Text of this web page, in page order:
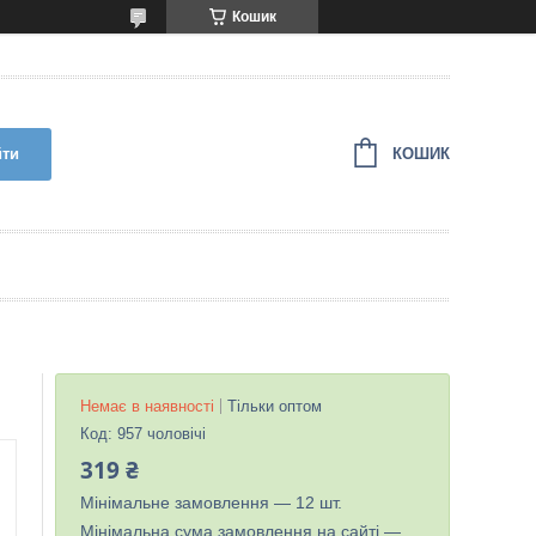
Кошик
КОШИК
Немає в наявності
Тільки оптом
Код: 957 чоловічі
319 ₴
Мінімальне замовлення — 12 шт.
Мінімальна сума замовлення на сайті —